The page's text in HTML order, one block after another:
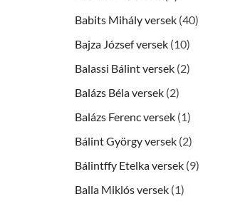
Babits Mihály versek (40)
Bajza József versek (10)
Balassi Bálint versek (2)
Balázs Béla versek (2)
Balázs Ferenc versek (1)
Bálint György versek (2)
Bálintffy Etelka versek (9)
Balla Miklós versek (1)